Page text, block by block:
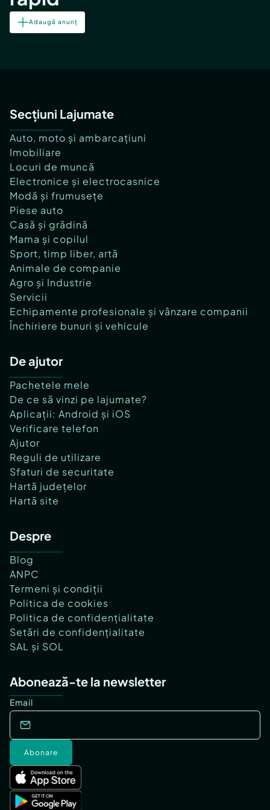
Adaugă anunț
Secțiuni Lajumate
Auto, moto și ambarcațiuni
Imobiliare
Locuri de muncă
Electronice și electrocasnice
Modă și frumusețe
Piese auto
Casă și grădină
Mama și copilul
Sport, timp liber, artă
Animale de companie
Agro și Industrie
Servicii
Echipamente profesionale și vânzare companii
Închiriere bunuri și vehicule
De ajutor
Pachetele mele
De ce să vinzi pe lajumate?
Aplicații: Android și iOS
Verificare telefon
Ajutor
Reguli de utilizare
Sfaturi de securitate
Hartă județelor
Hartă site
Despre
Blog
ANPC
Termeni și condiții
Politica de cookies
Politica de confidențialitate
Setări de confidențialitate
SAL și SOL
Abonează-te la newsletter
Email
Abonare